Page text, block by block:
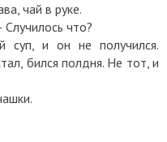
чай в руке.
что?
суп, и он не получился.
бился полдня. Не тот, и